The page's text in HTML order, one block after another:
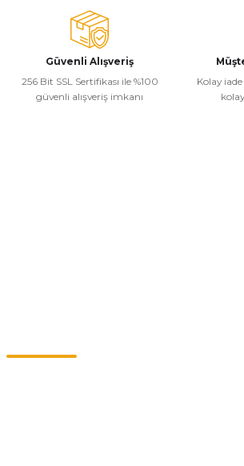
Ürün fiyatı diğer sitelerden daha pahalı.
Bu ürüne benzer farklı alternatifler olmalı.
Güvenli Alışveriş
256 Bit SSL Sertifikası ile %100
güvenli alışveriş imkanı
Kolay